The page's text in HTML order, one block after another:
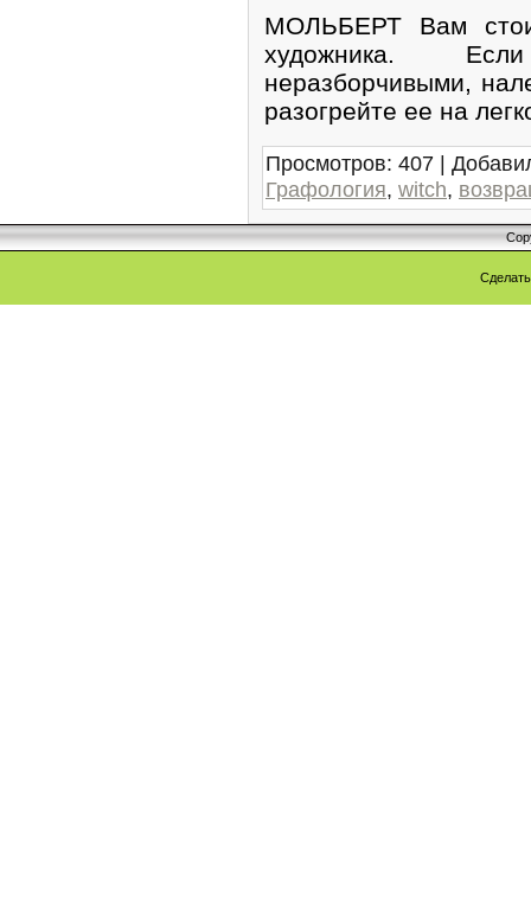
МОЛЬБЕРТ Вам
художника.
неразборчивыми,
разогрейте ее на
Просмотров: 407 |
Графология, witch,